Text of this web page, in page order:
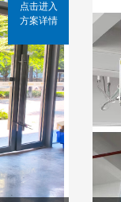
点击进入
方案详情